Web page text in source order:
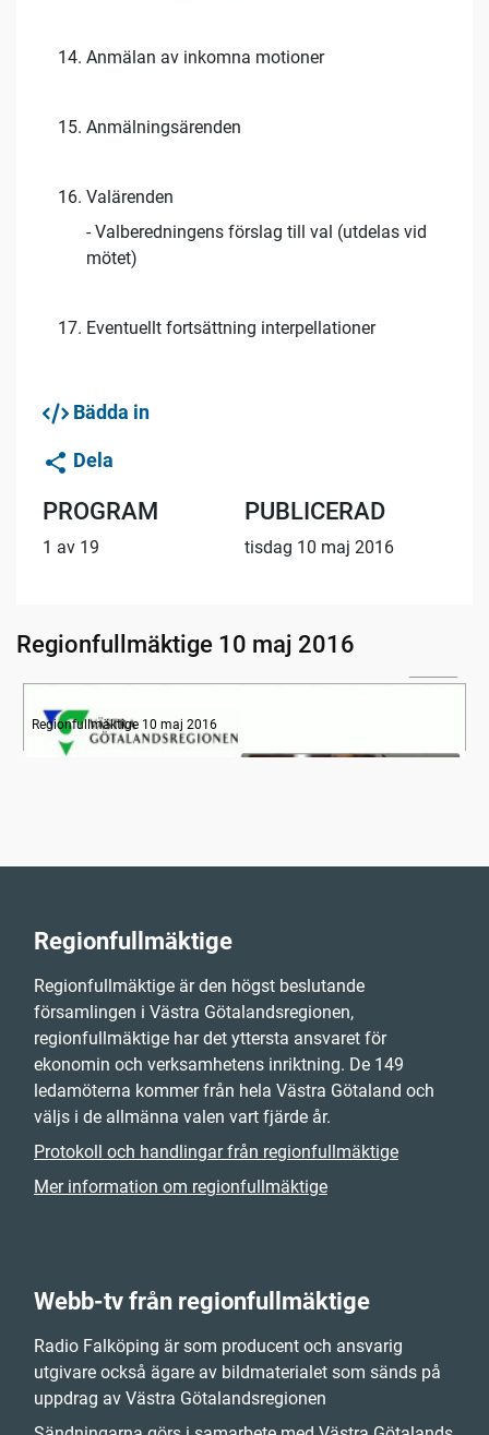
Anmälan av inkomna motioner
Anmälningsärenden
Valärenden
- Valberedningens förslag till val (utdelas vid
mötet)
Eventuellt fortsättning interpellationer
Bädda in
Dela
PROGRAM
1 av 19
PUBLICERAD
tisdag 10 maj 2016
Regionfullmäktige 10 maj 2016
Information om dagens ärenden
Regionfullmäktige 10 maj 2016
Regionfullmäktige
Regionfullmäktige är den högst beslutande
församlingen i Västra Götalandsregionen,
regionfullmäktige har det yttersta ansvaret för
ekonomin och verksamhetens inriktning. De 149
ledamöterna kommer från hela Västra Götaland och
väljs i de allmänna valen vart fjärde år.
Protokoll och handlingar från regionfullmäktige
Mer information om regionfullmäktige
Webb-tv från regionfullmäktige
Radio Falköping är som producent och ansvarig
utgivare också ägare av bildmaterialet som sänds på
uppdrag av Västra Götalandsregionen